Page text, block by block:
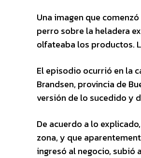
Una imagen que
perro sobre la heladera
olfateaba los productos.
El episodio ocurrió en la
Brandsen, provincia de
versión de lo sucedido y
De acuerdo a lo
zona, y que
ingresó al negocio,